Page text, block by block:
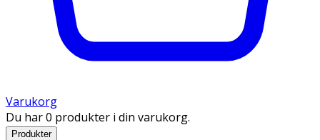
Varukorg
Du har 0 produkter i din varukorg.
Produkter